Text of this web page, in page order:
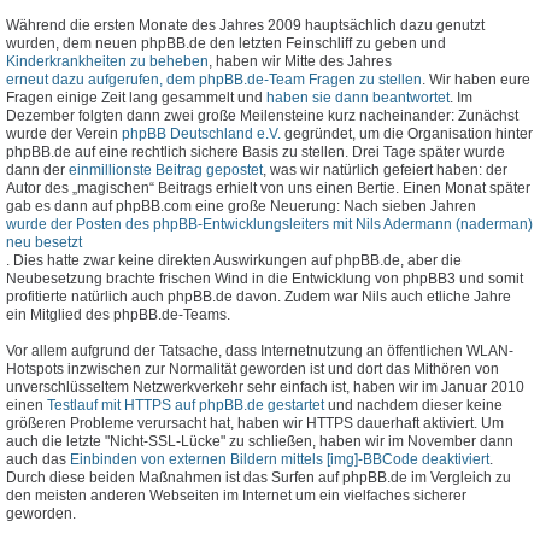
Während die ersten Monate des Jahres 2009 hauptsächlich dazu genutzt
wurden, dem neuen phpBB.de den letzten Feinschliff zu geben und
Kinderkrankheiten zu beheben, haben wir Mitte des Jahres
erneut dazu aufgerufen, dem phpBB.de-Team Fragen zu stellen. Wir haben eure
Fragen einige Zeit lang gesammelt und haben sie dann beantwortet. Im
Dezember folgten dann zwei große Meilensteine kurz nacheinander: Zunächst
wurde der Verein phpBB Deutschland e.V. gegründet, um die Organisation hinter
phpBB.de auf eine rechtlich sichere Basis zu stellen. Drei Tage später wurde
dann der einmillionste Beitrag gepostet, was wir natürlich gefeiert haben: der
Autor des „magischen“ Beitrags erhielt von uns einen Bertie. Einen Monat später
gab es dann auf phpBB.com eine große Neuerung: Nach sieben Jahren
wurde der Posten des phpBB-Entwicklungsleiters mit Nils Adermann (naderman)
neu besetzt
. Dies hatte zwar keine direkten Auswirkungen auf phpBB.de, aber die
Neubesetzung brachte frischen Wind in die Entwicklung von phpBB3 und somit
profitierte natürlich auch phpBB.de davon. Zudem war Nils auch etliche Jahre
ein Mitglied des phpBB.de-Teams.
Vor allem aufgrund der Tatsache, dass Internetnutzung an öffentlichen WLAN-
Hotspots inzwischen zur Normalität geworden ist und dort das Mithören von
unverschlüsseltem Netzwerkverkehr sehr einfach ist, haben wir im Januar 2010
einen Testlauf mit HTTPS auf phpBB.de gestartetund nachdem dieser keine
größeren Probleme verursacht hat, haben wir HTTPS dauerhaft aktiviert. Um
auch die letzte "Nicht-SSL-Lücke" zu schließen, haben wir im November dann
auch das Einbinden von externen Bildern mittels [img]-BBCode deaktiviert.
Durch diese beiden Maßnahmen ist das Surfen auf phpBB.de im Vergleich zu
den meisten anderen Webseiten im Internet um ein vielfaches sicherer
geworden.